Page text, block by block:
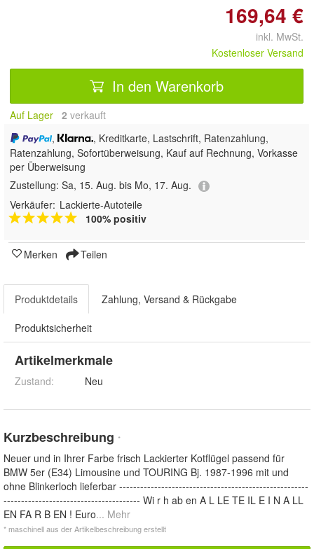
169,64 €
inkl. MwSt.
Kostenloser Versand
In den Warenkorb
Auf Lager 2 verkauft
,
, Kreditkarte, Lastschrift, Ratenzahlung,
Ratenzahlung, Sofortüberweisung, Kauf auf Rechnung, Vorkasse
per Überweisung
Zustellung: Sa, 15. Aug. bis Mo, 17. Aug.
Verkäufer: Lackierte-Autoteile
100% positiv
Merken Teilen
Produktdetails Zahlung, Versand & Rückgabe
Produktsicherheit
Artikelmerkmale
Zustand: Neu
Kurzbeschreibung *
Neuer und in Ihrer Farbe frisch Lackierter Kotflügel passend für
BMW 5er (E34) Limousine und TOURING Bj. 1987-1996 mit und
ohne Blinkerloch lieferbar ------------------------------------------------------
--------------------------------------- Wi r h ab en A L LE TE IL E I N A LL
EN FA R B EN ! Euro... Mehr
* maschinell aus der Artikelbeschreibung erstellt